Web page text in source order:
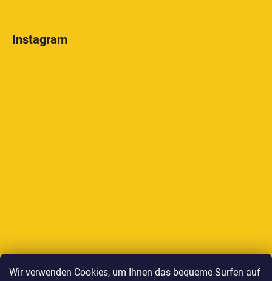
Wir verwenden Cookies, um Ihnen das bequeme Surfen auf
Instagram